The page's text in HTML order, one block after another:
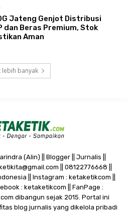
Jateng Genjot Distribusi
dan Beras Premium, Stok
Aman
lebih banyak
(Alin) || Blogger || Jurnalis ||
|| 08122776668 ||
|| Instagram : ketaketikcom ||
: ketaketikcom || FanPage :
dibangun sejak 2015. Portal ini
blog jurnalis yang dikelola pribadi